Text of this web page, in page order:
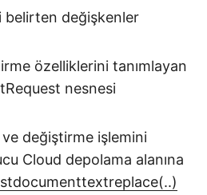
belirten değişkenler
özelliklerini tanımlayan
nesnesi
değiştirme işlemini
Cloud depolama alanına